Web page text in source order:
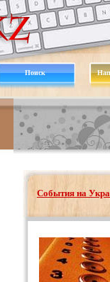
Поиск
События на